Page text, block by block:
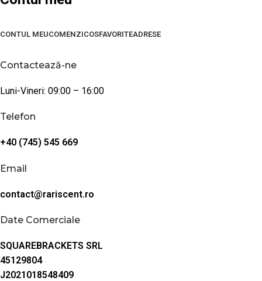
CONTUL MEUCOMENZICOSFAVORITEADRESE
Contactează-ne
Luni-Vineri: 09:00 – 16:00
Telefon
+40 (745) 545 669
Email
contact@rariscent.ro
Date Comerciale
SQUAREBRACKETS SRL
45129804
J2021018548409